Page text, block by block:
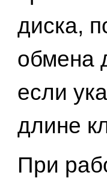
диска,
обмена
если
длине
При